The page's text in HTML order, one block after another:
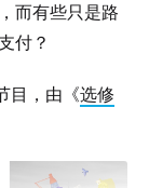
而有些只是路
付？
目，由《选修